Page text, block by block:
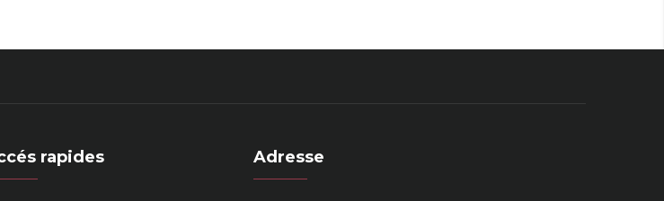
rapides Adresse